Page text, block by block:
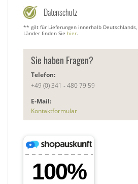
Datenschutz
** gilt für Lieferungen innerhalb
Länder finden Sie hier.
Sie haben Fragen?
Telefon:
+49 (0) 341 - 480 79 59
E-Mail:
Kontaktformular